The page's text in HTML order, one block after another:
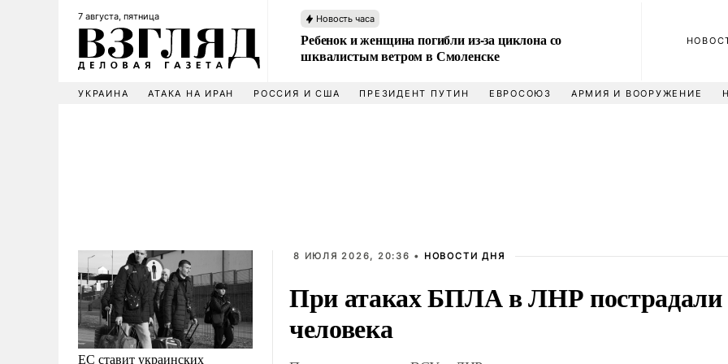
7 августа, пятница Новость часа
Ребенок и женщина погибли из-за циклона со
шквалистым ветром в Смоленске
УКРАИНА АТАКА НА ИРАН РОССИЯ И США ПРЕЗИДЕНТ ПУТИН ЕВРОСОЮЗ АРМИЯ И ВООРУЖЕНИЕ
ЕС ставит украинских
8 ИЮЛЯ 2026, 20:36 • НОВОСТИ ДНЯ
При атаках БПЛА в ЛНР пострадали
человека